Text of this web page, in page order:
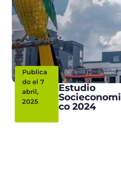
Publica
do el 7
abril,
2025
Estudio
Socieconomi
co 2024